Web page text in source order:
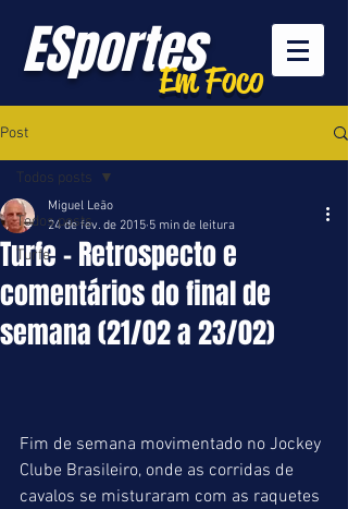
ESportesEm Foco
Post
Todos posts
Turfe
Todos posts
Turfe - Retrospecto e
comentários do final de
semana (21/02 a 23/02)
Miguel Leão
24 de fev. de 2015 5 min de leitura
Fim de semana movimentado no Jockey
Clube Brasileiro, onde as corridas de
cavalos se misturaram com as raquetes